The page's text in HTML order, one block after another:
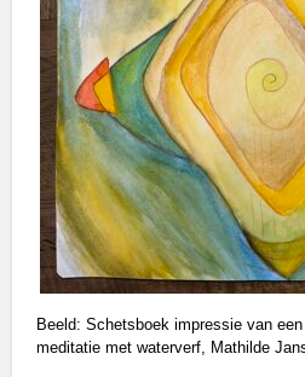
Beeld: Schetsboek impressie van
meditatie met waterverf, Mathilde